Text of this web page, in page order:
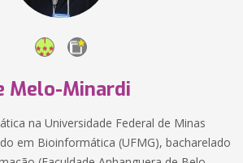
Melo-Minardi
na Universidade Federal de Minas
em Bioinformática (UFMG), bacharelado